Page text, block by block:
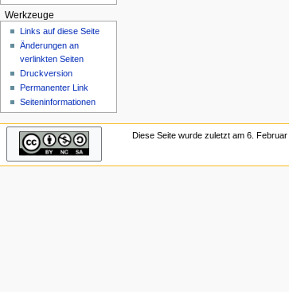
Werkzeuge
Links auf diese Seite
Änderungen an
verlinkten Seiten
Druckversion
Permanenter Link
Seiten­­informationen
Diese Seite wurde zuletzt am 6.